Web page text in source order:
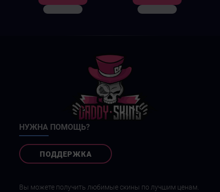
НУЖНА ПОМОЩЬ?
ПОДДЕРЖКА
Вы можете получить любимые скины по лучшим ценам.